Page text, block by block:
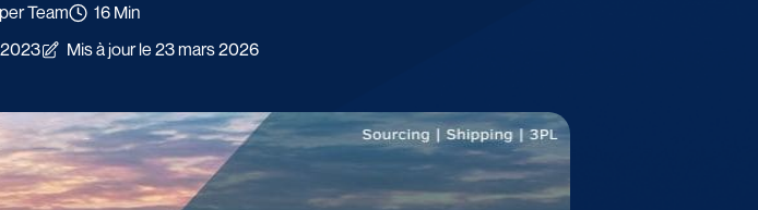
Team
16 Min
Mis à jour le 23 mars 2026